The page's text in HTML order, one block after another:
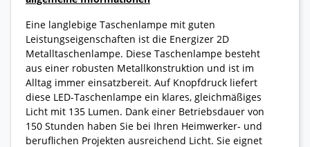
Eine langlebige Taschenlampe mit guten
Leistungseigenschaften ist die Energizer 2D
Metalltaschenlampe. Diese Taschenlampe besteht
aus einer robusten Metallkonstruktion und ist im
Alltag immer einsatzbereit. Auf Knopfdruck liefert
diese LED-Taschenlampe ein klares, gleichmäßiges
Licht mit 135 Lumen. Dank einer Betriebsdauer von
150 Stunden haben Sie bei Ihren Heimwerker- und
beruflichen Projekten ausreichend Licht. Sie eignet